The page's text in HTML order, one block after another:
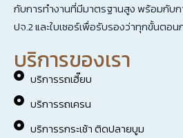
กับการทำงานที่มีมาตรฐานสูง พร้อมกับก
ปจ.2 และใบเซอร์เพื่อรับรองว่าทุกขั้นตอน
บริการของเรา
บริการรถเฮี๊ยบ
บริการรถเครน
บริการรกระเช้า ติดปลายบูม